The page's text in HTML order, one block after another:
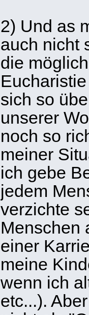
2) Und as
auch nicht
die
sich so
unserer
noch so
meiner
ich gebe
jedem
verzichte
Menschen
einer
meine
wenn ich
etc...).